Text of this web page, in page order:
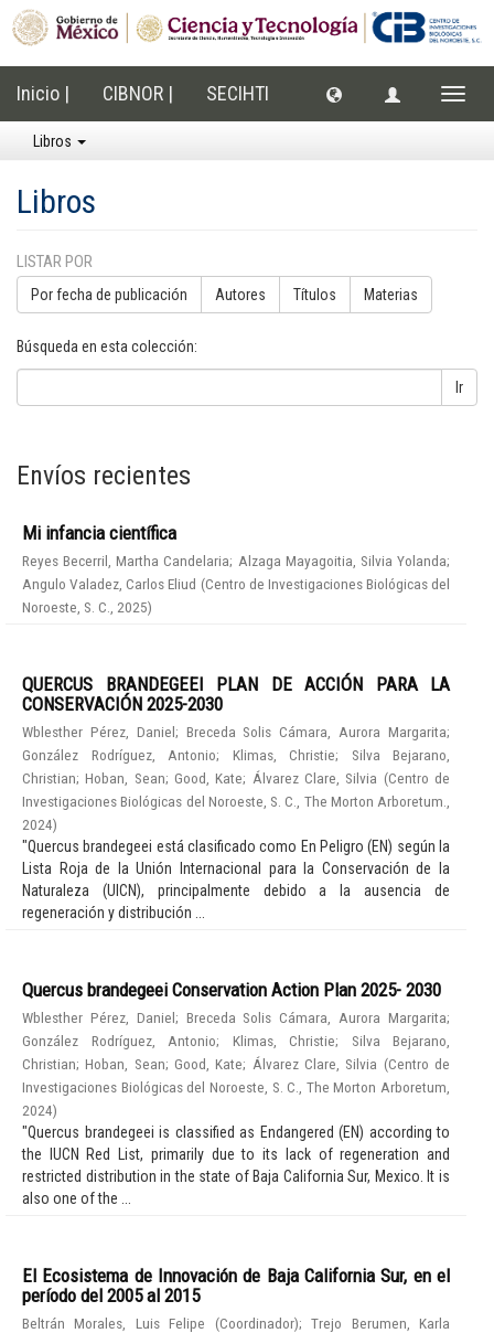
Inicio | CIBNOR | SECIHTI
Libros
Libros
LISTAR POR
Por fecha de publicación Autores Títulos Materias
Búsqueda en esta colección:
Ir
Envíos recientes
Mi infancia científica
Reyes Becerril, Martha Candelaria; Alzaga Mayagoitia, Silvia Yolanda;
Angulo Valadez, Carlos Eliud (Centro de Investigaciones Biológicas del
Noroeste, S. C.
2025)
QUERCUS BRANDEGEEI PLAN DE ACCIÓN PARA LA
CONSERVACIÓN 2025-2030
Wblesther Pérez, Daniel; Breceda Solis Cámara, Aurora Margarita;
González Rodríguez, Antonio; Klimas, Christie; Silva Bejarano,
Christian;Hoban, Sean;Good, Kate; Álvarez Clare, Silvia (Centro de
Investigaciones Biológicas del Noroeste, S. C., The Morton Arboretum.
2024)
"Quercus brandegeei está clasificado como En Peligro (EN) según la
Lista Roja de la Unión Internacional para la Conservación de la
Naturaleza (UICN), principalmente debido a la ausencia de
regeneración y distribución ...
Quercus brandegeei Conservation Action Plan 2025- 2030
Wblesther Pérez, Daniel; Breceda Solis Cámara, Aurora Margarita;
González Rodríguez, Antonio; Klimas, Christie; Silva Bejarano,
Christian;Hoban, Sean;Good, Kate; Álvarez Clare, Silvia (Centro de
Investigaciones Biológicas del Noroeste, S. C., The Morton Arboretum
2024)
"Quercus brandegeei is classified as Endangered (EN) according to
the IUCN Red List, primarily due to its lack of regeneration and
restricted distribution in the state of Baja California Sur, Mexico. It is
also one of the ...
El Ecosistema de Innovación de Baja California Sur, en el
período del 2005 al 2015
Beltrán Morales, Luis Felipe (Coordinador);Trejo Berumen, Karla